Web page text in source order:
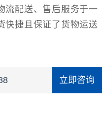
流配送、售后服务于一
快捷且保证了货物运送
立即咨询